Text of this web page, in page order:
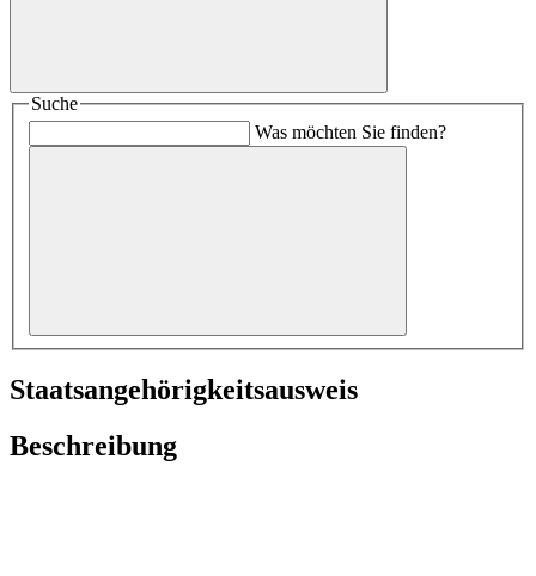
Suche
Was möchten Sie finden?
Staatsangehörigkeitsausweis
Beschreibung